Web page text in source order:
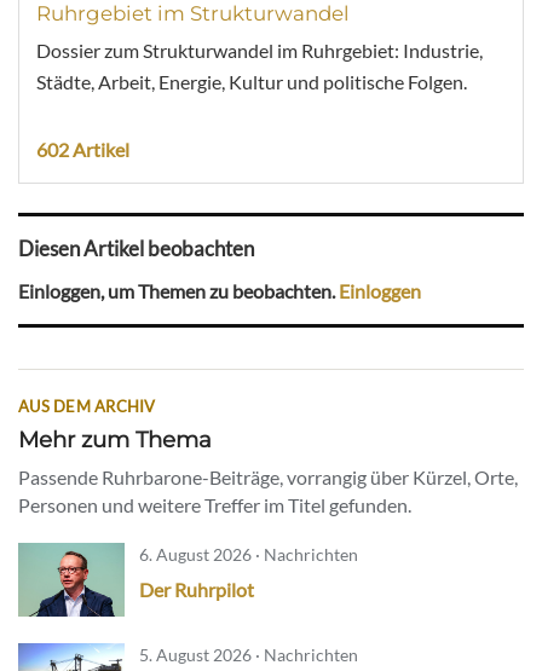
Ruhrgebiet im Strukturwandel
Dossier zum Strukturwandel im Ruhrgebiet: Industrie,
Städte, Arbeit, Energie, Kultur und politische Folgen.
602 Artikel
Diesen Artikel beobachten
Einloggen, um Themen zu beobachten.Einloggen
AUS DEM ARCHIV
Mehr zum Thema
Passende Ruhrbarone-Beiträge, vorrangig über Kürzel, Orte,
Personen und weitere Treffer im Titel gefunden.
6. August 2026 · Nachrichten
Der Ruhrpilot
5. August 2026 · Nachrichten